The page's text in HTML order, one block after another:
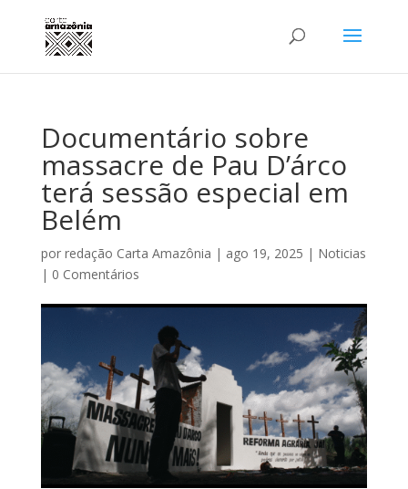
Documentário sobre
massacre de Pau D’árco
terá sessão especial em
Belém
por redação Carta Amazônia | ago 19, 2025 | Noticias
| 0 Comentários